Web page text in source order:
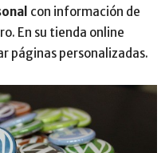
con información de
En su tienda online
páginas personalizadas.